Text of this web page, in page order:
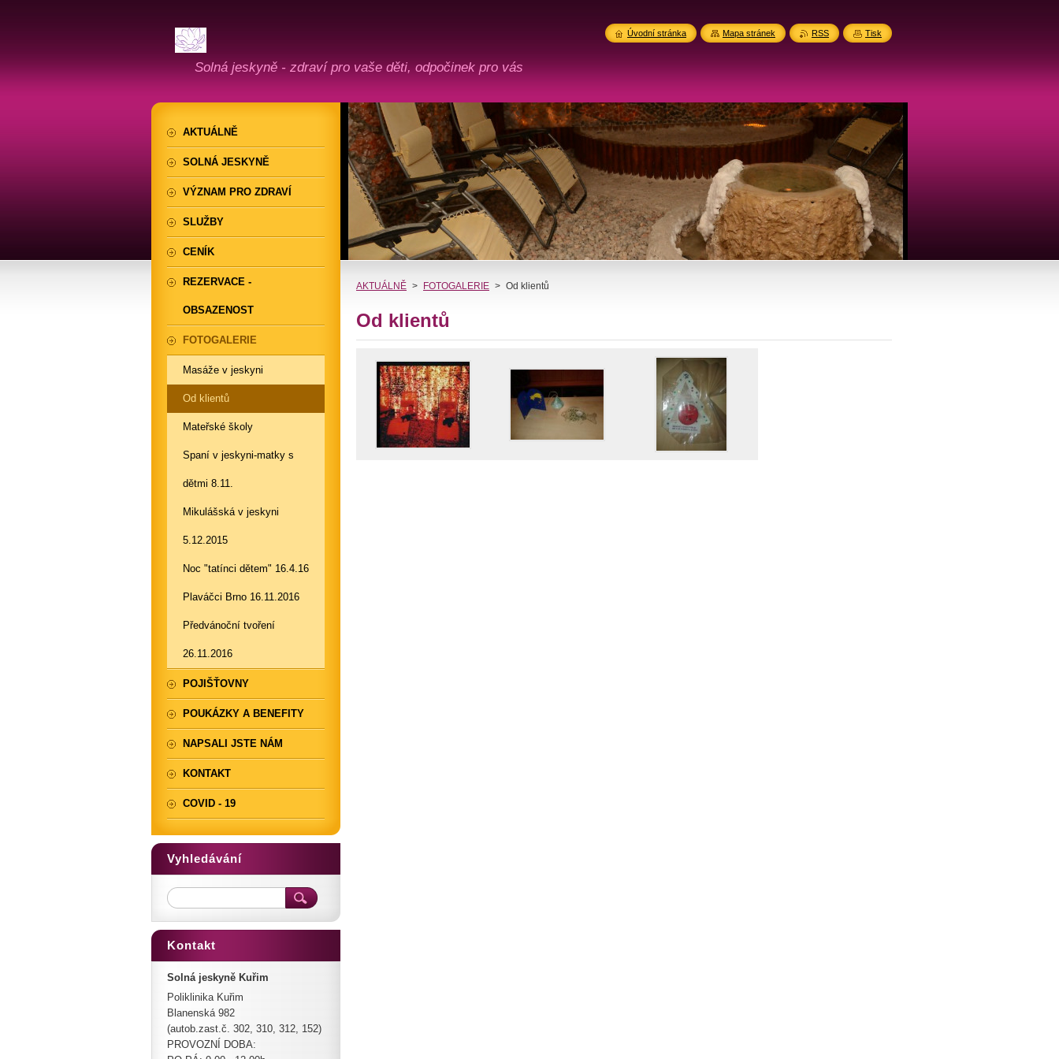
Solná jeskyně - zdraví pro vaše děti, odpočinek pro vás
AKTUÁLNĚ > FOTOGALERIE > Od klientů
Od klientů
AKTUÁLNĚ
SOLNÁ JESKYNĚ
VÝZNAM PRO ZDRAVÍ
SLUŽBY
CENÍK
REZERVACE -
OBSAZENOST
FOTOGALERIE
Masáže v jeskyni
Od klientů
Mateřské školy
Spaní v jeskyni-matky s
dětmi 8.11.
Mikulášská v jeskyni
5.12.2015
Noc "tatínci dětem" 16.4.16
Plaváčci Brno 16.11.2016
Předvánoční tvoření
26.11.2016
POJIŠŤOVNY
POUKÁZKY A BENEFITY
NAPSALI JSTE NÁM
KONTAKT
COVID - 19
Vyhledávání
Kontakt
Solná jeskyně Kuřim
Poliklinika Kuřim
Blanenská 982
(autob.zast.č. 302, 310, 312, 152)
PROVOZNÍ DOBA:
Úvodní stránka Mapa stránek RSS Tisk